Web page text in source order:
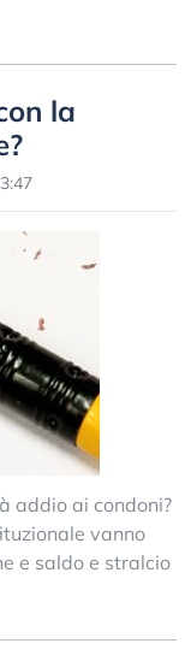
la
addio ai condoni?
vanno
e saldo e stralcio